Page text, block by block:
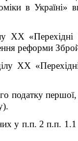
в Україні»
ХХ
реформи
XX
податку
у п.п. 2 п.п.